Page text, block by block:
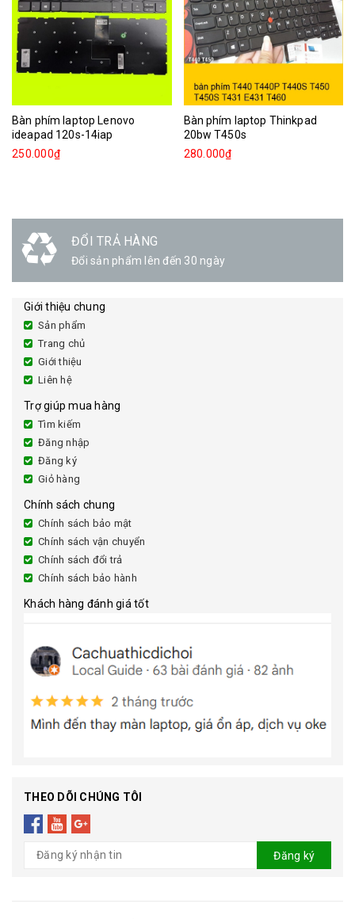
Bàn phím laptop Lenovo
ideapad 120s-14iap
250.000₫
Bàn phím laptop Thinkpad
20bw T450s
280.000₫
ĐỔI TRẢ HÀNG
Đổi sản phẩm lên đến 30 ngày
Giới thiệu chung
Sản phẩm
Trang chủ
Giới thiệu
Liên hệ
Trợ giúp mua hàng
Tìm kiếm
Đăng nhập
Đăng ký
Giỏ hàng
Chính sách chung
Chính sách bảo mật
Chính sách vận chuyển
Chính sách đổi trả
Chính sách bảo hành
Khách hàng đánh giá tốt
THEO DÕI CHÚNG TÔI
Đăng ký